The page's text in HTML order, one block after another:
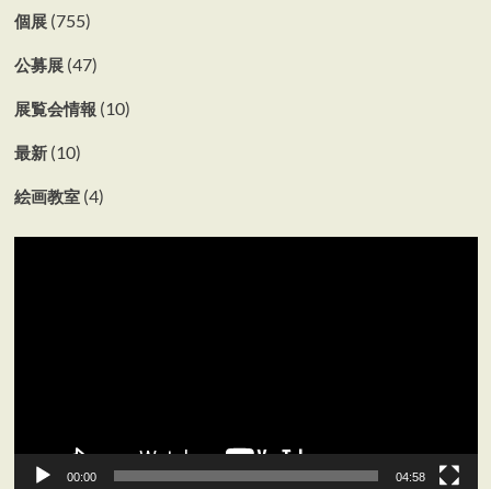
個展(755)
公募展(47)
展覧会情報 (10)
最新(10)
絵画教室(4)
00:00 04:58